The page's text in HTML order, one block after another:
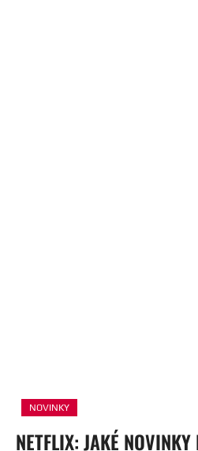
NOVINKY
NETFLIX: JAKÉ